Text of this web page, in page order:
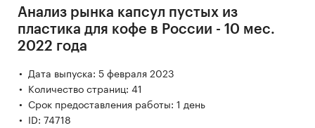
Анализ рынка капсул пустых из
пластика для кофе в России - 10 мес.
2022 года
Дата выпуска: 5 февраля 2023
Количество страниц: 41
Срок предоставления работы: 1 день
ID: 74718